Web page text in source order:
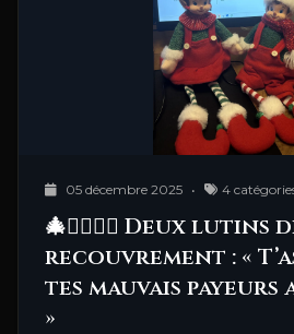
05 décembre 2025 • 4
🎄🧝‍♂️🧝‍♀️ Deux
recouvrement : «
tes mauvais payeurs
»